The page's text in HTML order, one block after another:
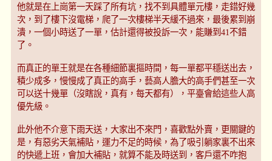
他就是在上崗第一天踩了所有坑，找不到具體單元樓，走錯好幾
次，到了樓下沒電梯，爬了一次樓梯半天緩不過來，最後累到崩
潰，一個小時送了一單，估計還得被投訴一次，能賺到41不錯
了。
而真正的單王就是在各種細節裏摳時間，每一單都平穩送出去，
積少成多，慢慢成了真正的高手，藝高人膽大的高手們甚至一次
可以送十幾單（沒瞎說，真有，每天都有），平臺會給這些人高
優先級。
此外他不介意下雨天送，大家出不來門，喜歡點外賣，更關鍵的
是，有惡劣天氣補貼，運力不足的時候，為了吸引躺家裏不出來
的快遞上班，會加大補貼，就算不能及時送到，客戶還不咋抱